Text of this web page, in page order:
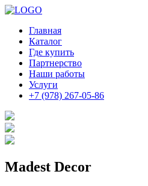
Главная
Каталог
Где купить
Партнерство
Наши работы
Услуги
+7 (978) 267-05-86
Madest Decor